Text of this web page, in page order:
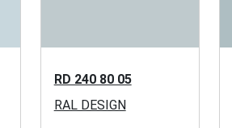
RD 240 80 05
RAL DESIGN